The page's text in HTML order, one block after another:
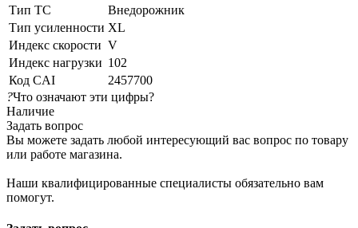
Тип ТС
Внедорожник
Тип усиленности XL
Индекс скорости V
Индекс нагрузки 102
Код CAI
2457700
?Что означают эти цифры?
Наличие
Задать вопрос
Вы можете задать любой интересующий вас вопрос по товару
или работе магазина.
Наши квалифицированные специалисты обязательно вам
помогут.